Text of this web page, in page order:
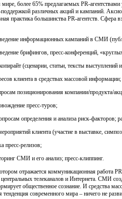
более 65% предлагаемых PR-
различных акций и кампаний.
практика большинства PR-агентств.
информационных кампаний в СМИ
брифингов, пресс-конференций,
(сценарии, статьи, тексты выступлений
клиента в средствах массовой информации;
позиционирования компании/продукта/
пресс-туров;
определения и анализа риск-факторов;
клиента (участие в выставке,
пресс-релизов;
СМИ и его анализ; пресс-клиппинг.
отражается коммуникационная работа
телеканалов и Интернета. СМИ
общественное сознание. И средства
современного мира – ничего не